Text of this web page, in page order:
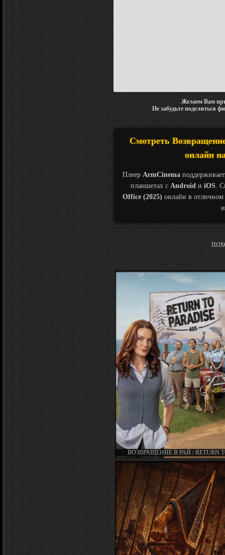
Желаем Вам
Не забудьте поделиться
Смотреть
онлайн
Плеер ArmCinema
планшетах с Android и iOS.
Office (2025) онлайн в отличном
ВОЗВРАЩЕНИЕ В РАЙ / RETURN
PARADISE (СЕРИАЛ 2024 – 2025)